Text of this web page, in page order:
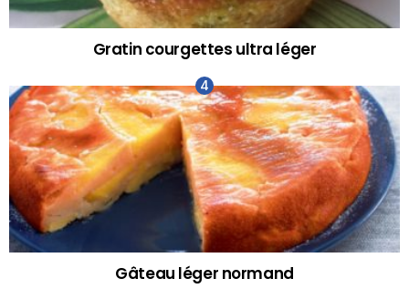
Gratin courgettes ultra léger
Gâteau léger normand